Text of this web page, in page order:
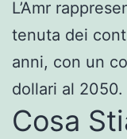
L’Amr
tenuta dei
anni, con un
dollari al 2050.
Cosa